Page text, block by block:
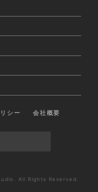
シー 会社概要
All Rights Reserved.